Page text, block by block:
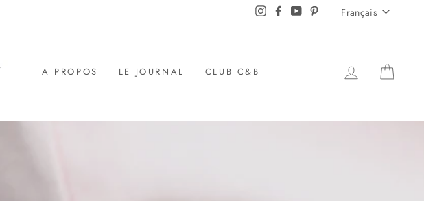
InstagramFacebookYouTubePinterestLANGUE
Français
A PROPOS LE JOURNAL CLUB C&B SE LOGUER